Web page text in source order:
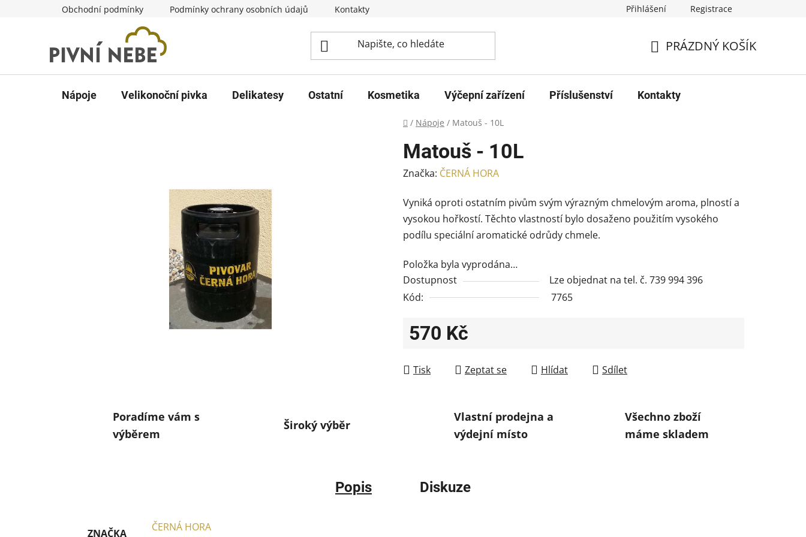
Obchodní podmínky Podmínky ochrany osobních údajů Kontakty Přihlášení Registrace
KOŠÍK
PRÁZDNÝ KOŠÍK
Nápoje Velikonoční pivka Delikatesy Ostatní Kosmetika Výčepní zařízení Příslušenství Kontakty
Domů
/ Nápoje / Matouš - 10L
Matouš - 10L
Značka: ČERNÁ HORA
Vyniká oproti ostatním pivům svým výrazným chmelovým aroma, plností a
vysokou hořkostí. Těchto vlastností bylo dosaženo použitím vysokého
podílu speciální aromatické odrůdy chmele.
Položka byla vyprodána…
Dostupnost
Lze objednat na tel. č. 739 994 396
Kód:
7765
570 Kč
Tisk
Zeptat se Hlídat Sdílet
Poradíme vám s
výběrem
Široký výběr
Vlastní prodejna a
výdejní místo
Všechno zboží
máme skladem
Popis Diskuze
ZNAČKA ČERNÁ HORA